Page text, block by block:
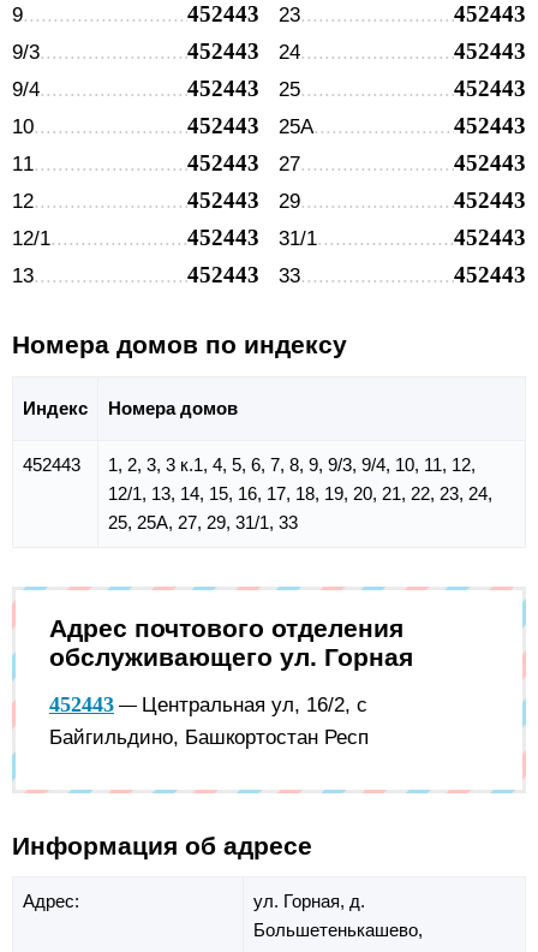
9 452443
9/3 452443
9/4 452443
10 452443
11 452443
12 452443
12/1 452443
13 452443
23 452443
24 452443
25 452443
25А 452443
27 452443
29 452443
31/1 452443
33 452443
Номера домов по индексу
Индекс Номера домов
452443
1, 2, 3, 3 к.1, 4, 5, 6, 7, 8, 9, 9/3, 9/4, 10, 11, 12,
12/1, 13, 14, 15, 16, 17, 18, 19, 20, 21, 22, 23, 24,
25, 25А, 27, 29, 31/1, 33
Адрес почтового отделения
обслуживающего ул. Горная
452443 — Центральная ул, 16/2, с
Байгильдино, Башкортостан Респ
Информация об адресе
Адрес: ул. Горная, д.
Большетенькашево,